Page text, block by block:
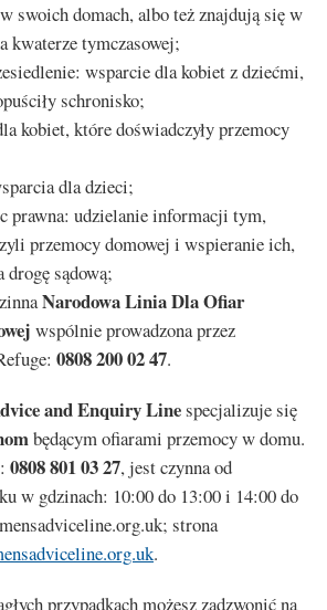
swoich domach, albo też znajdują się w
kwaterze tymczasowej;
wsparcie dla kobiet z dziećmi,
schronisko;
kobiet, które doświadczyły przemocy
dla dzieci;
prawna: udzielanie informacji tym,
przemocy domowej i wspieranie ich,
drogę sądową;
Narodowa Linia Dla Ofiar
wspólnie prowadzona przez
0808 200 02 47.
and Enquiry Linespecjalizuje się
będącym ofiarami przemocy w domu.
0808 801 03 27, jest czynna od
w gdzinach: 10:00 do 13:00 i 14:00 do
; strona
.
przypadkach możesz zadzwonić na